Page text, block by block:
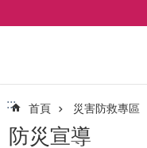
::: 首頁 災害防救專區
防災宣導